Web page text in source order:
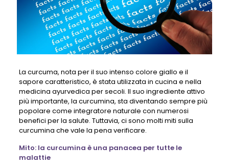
La curcuma, nota per il suo intenso colore giallo e il
sapore caratteristico, è stata utilizzata in cucina e nella
medicina ayurvedica per secoli. Il suo ingrediente attivo
più importante, la curcumina, sta diventando sempre più
popolare come integratore naturale con numerosi
benefici per la salute. Tuttavia, ci sono molti miti sulla
curcumina che vale la pena verificare.
Mito: la curcumina è una panacea per tutte le
malattie